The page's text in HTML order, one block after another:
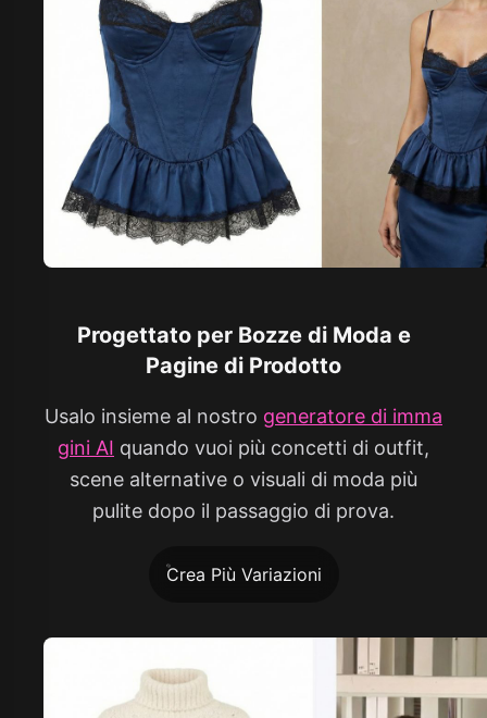
Progettato per Bozze di Moda e
Pagine di Prodotto
Usalo insieme al nostro generatore di imma
gini AI quando vuoi più concetti di outfit,
scene alternative o visuali di moda più
pulite dopo il passaggio di prova.
Crea Più Variazioni